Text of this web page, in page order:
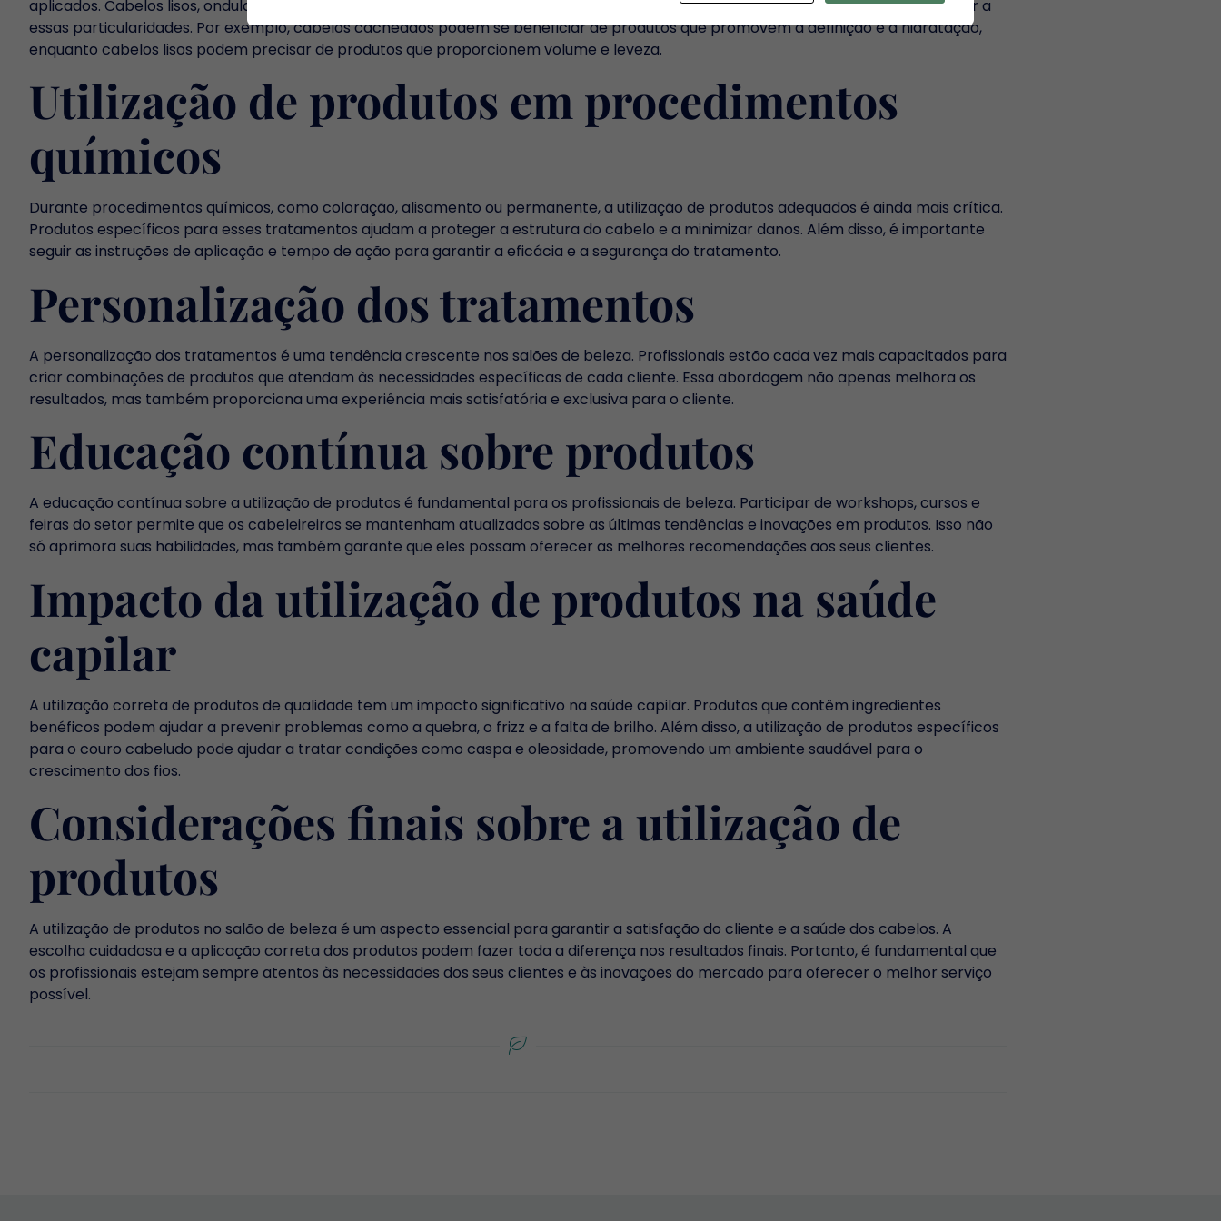
aplicados. Cabelos lisos, ondulados, cacheados e crespos têm necessidades distintas e requerem produtos formulados para atender a
essas particularidades. Por exemplo, cabelos cacheados podem se beneficiar de produtos que promovem a definição e a hidratação,
enquanto cabelos lisos podem precisar de produtos que proporcionem volume e leveza.
Utilização de produtos em procedimentos
químicos
Durante procedimentos químicos, como coloração, alisamento ou permanente, a utilização de produtos adequados é ainda mais crítica.
Produtos específicos para esses tratamentos ajudam a proteger a estrutura do cabelo e a minimizar danos. Além disso, é importante
seguir as instruções de aplicação e tempo de ação para garantir a eficácia e a segurança do tratamento.
Personalização dos tratamentos
A personalização dos tratamentos é uma tendência crescente nos salões de beleza. Profissionais estão cada vez mais capacitados para
criar combinações de produtos que atendam às necessidades específicas de cada cliente. Essa abordagem não apenas melhora os
resultados, mas também proporciona uma experiência mais satisfatória e exclusiva para o cliente.
Educação contínua sobre produtos
A educação contínua sobre a utilização de produtos é fundamental para os profissionais de beleza. Participar de workshops, cursos e
feiras do setor permite que os cabeleireiros se mantenham atualizados sobre as últimas tendências e inovações em produtos. Isso não
só aprimora suas habilidades, mas também garante que eles possam oferecer as melhores recomendações aos seus clientes.
Impacto da utilização de produtos na saúde
capilar
A utilização correta de produtos de qualidade tem um impacto significativo na saúde capilar. Produtos que contêm ingredientes
benéficos podem ajudar a prevenir problemas como a quebra, o frizz e a falta de brilho. Além disso, a utilização de produtos específicos
para o couro cabeludo pode ajudar a tratar condições como caspa e oleosidade, promovendo um ambiente saudável para o
crescimento dos fios.
Considerações finais sobre a utilização de
produtos
A utilização de produtos no salão de beleza é um aspecto essencial para garantir a satisfação do cliente e a saúde dos cabelos. A
escolha cuidadosa e a aplicação correta dos produtos podem fazer toda a diferença nos resultados finais. Portanto, é fundamental que
os profissionais estejam sempre atentos às necessidades dos seus clientes e às inovações do mercado para oferecer o melhor serviço
possível.